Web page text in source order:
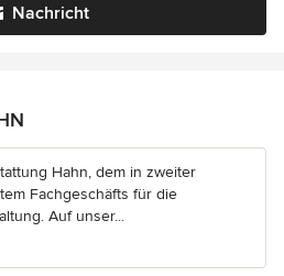
Nachricht
Hahn, dem in zweiter
Fachgeschäfts für die
Auf unser...